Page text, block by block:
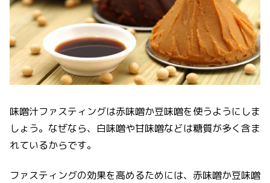
味噌汁ファスティングは赤味噌か豆味噌を使うようにしま
しょう。なぜなら、白味噌や甘味噌などは糖質が多く含ま
れているからです。
ファスティングの効果を高めるためには、赤味噌か豆味噌